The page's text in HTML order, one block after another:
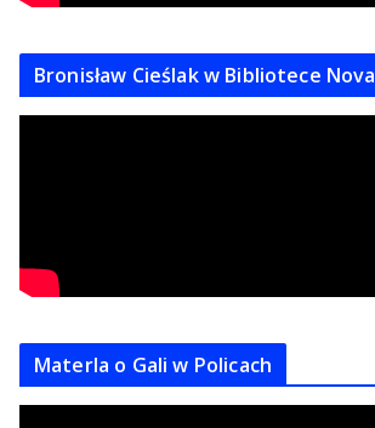
Bronisław Cieślak w Bibliotece Nova
Materla o Gali w Policach